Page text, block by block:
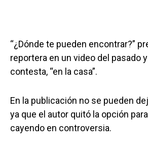
“¿Dónde te pueden encontrar?”
reportera en un video del pasado
contesta, “en la casa”.
En la publicación no se pueden
ya que el autor quitó la opción
cayendo en controversia.